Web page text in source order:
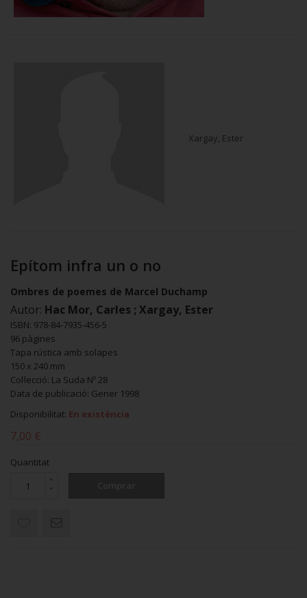
Xargay, Ester
Epítom infra un o no
Ombres de poemes de Marcel Duchamp
Autor: Hac Mor, Carles ; Xargay, Ester
ISBN: 978-84-7935-456-5
96 pàgines
Tapa rústica amb solapes
150 x 240 mm
Col·lecció: La Suda Nº 28
Data de publicació: Gener 1998
Disponibilitat: En existència
7,00 €
Quantitat